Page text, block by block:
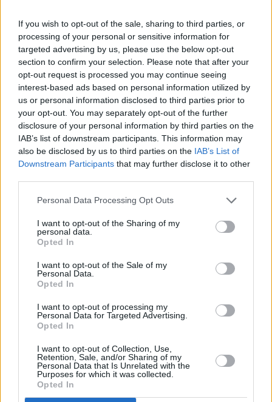
If you wish to opt-out of the sale, sharing to third parties, or
processing of your personal or sensitive information for
targeted advertising by us, please use the below opt-out
section to confirm your selection. Please note that after your
opt-out request is processed you may continue seeing
interest-based ads based on personal information utilized by
us or personal information disclosed to third parties prior to
your opt-out. You may separately opt-out of the further
disclosure of your personal information by third parties on the
IAB’s list of downstream participants. This information may
also be disclosed by us to third parties on the IAB’s List of
Downstream Participants that may further disclose it to other
Personal Data Processing Opt Outs
I want to opt-out of the Sharing of my
personal data.
Opted In
I want to opt-out of the Sale of my
Personal Data.
Opted In
I want to opt-out of processing my
Personal Data for Targeted Advertising.
Opted In
I want to opt-out of Collection, Use,
Retention, Sale, and/or Sharing of my
Personal Data that Is Unrelated with the
Purposes for which it was collected.
Opted In
Πολιτική αστάθεια και ο κίνδυνος υποβάθμισης
σε «junk»
Το οικονομικό τοπίο επιβαρύνεται σημαντικά από
την έντονη πολιτική κρίση. Η Ρουμανία τελεί υπό τη
διαχείρισηυπηρεσιακής κυβέρνησης, μετά την
καταψήφιση του πρωθυπουργού Ίλιε Μπολοζάν σε
πρόταση μομφής πριν από δύο μήνες, με τις
πολιτικές δυνάμεις να αδυνατούν μέχρι στιγμής να
σχηματίσουν νέο κυβερνητικό σχήμα.